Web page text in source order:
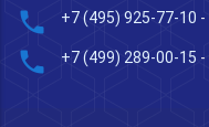
phone +7 (495) 925-77-10
phone +7 (499) 289-00-15